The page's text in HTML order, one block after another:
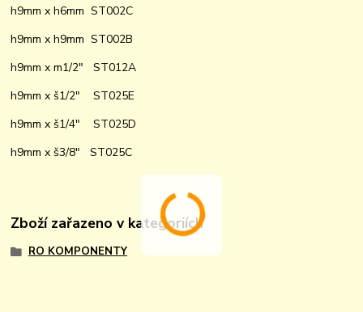
h9mm x h6mm ST002C
h9mm x h9mm ST002B
h9mm x m1/2" ST012A
h9mm x š1/2" ST025E
h9mm x š1/4" ST025D
h9mm x š3/8" ST025C
Zboží zařazeno v kategoriích
RO KOMPONENTY